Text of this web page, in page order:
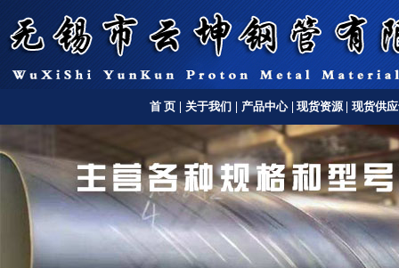
首 页| 关于我们 产品中心| 现货资源 现货供